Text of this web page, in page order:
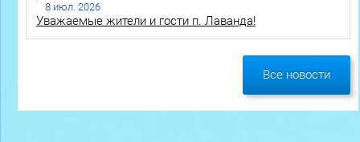
8 июл. 2026
Уважаемые жители и гости п. Лаванда!
Все новости